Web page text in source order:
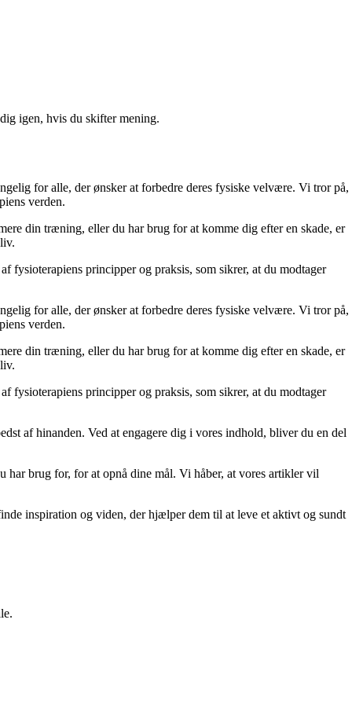
igen, hvis du skifter mening.
for alle, der ønsker at forbedre deres fysiske velvære. Vi tror på,
verden.
din træning, eller du har brug for at komme dig efter en skade, er
fysioterapiens principper og praksis, som sikrer, at du modtager
for alle, der ønsker at forbedre deres fysiske velvære. Vi tror på,
verden.
din træning, eller du har brug for at komme dig efter en skade, er
fysioterapiens principper og praksis, som sikrer, at du modtager
af hinanden. Ved at engagere dig i vores indhold, bliver du en del
har brug for, for at opnå dine mål. Vi håber, at vores artikler vil
inspiration og viden, der hjælper dem til at leve et aktivt og sundt